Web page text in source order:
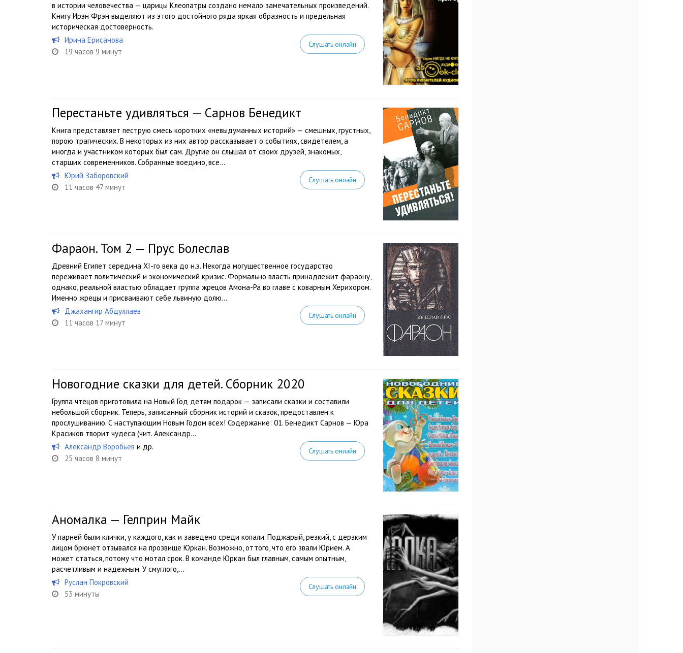
в истории человечества — царицы Клеопатры создано немало замечательных произведений.
Книгу Ирэн Фрэн выделяют из этого достойного ряда яркая образность и предельная
историческая достоверность.
Ирина Ерисанова
19 часов 9 минут
Слушать онлайн
Перестаньте удивляться — Сарнов Бенедикт
Книга представляет пеструю смесь коротких «невыдуманных историй» — смешных, грустных,
порою трагических. В некоторых из них автор рассказывает о событиях, свидетелем, а
иногда и участником которых был сам. Другие он слышал от своих друзей, знакомых,
старших современников. Собранные воедино, все...
Юрий Заборовский
11 часов 47 минут
Слушать онлайн
Фараон. Том 2 — Прус Болеслав
Древний Египет середина XI-го века до н.э. Некогда могущественное государство
переживает политический и экономический кризис. Формально власть принадлежит фараону,
однако, реальной властью обладает группа жрецов Амона-Ра во главе с коварным Херихором.
Именно жрецы и присваивают себе львиную долю...
Джахангир Абдуллаев
11 часов 17 минут
Слушать онлайн
Новогодние сказки для детей. Сборник 2020
Группа чтецов приготовила на Новый Год детям подарок — записали сказки и составили
небольшой сборник. Теперь, записанный сборник историй и сказок, предоставлен к
прослушиванию. С наступающим Новым Годом всех! Содержание: 01. Бенедикт Сарнов — Юра
Красиков творит чудеса (чит. Александр...
Александр Воробьев и др.
25 часов 8 минут
Слушать онлайн
Аномалка — Гелприн Майк
У парней были клички, у каждого, как и заведено среди копали. Поджарый, резкий, с дерзким
лицом брюнет отзывался на прозвище Юркан. Возможно, оттого, что его звали Юрием. А
может статься, потому что мотал срок. В команде Юркан был главным, самым опытным,
расчетливым и надежным. У смуглого,...
Руслан Покровский
53 минуты
Слушать онлайн